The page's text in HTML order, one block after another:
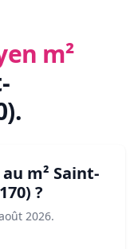
m²
.
m² Saint-
?
2026.